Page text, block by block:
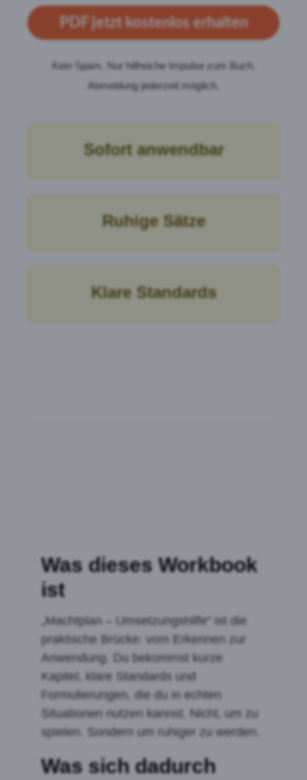
PDF jetzt kostenlos erhalten
Kein Spam. Nur hilfreiche Impulse zum Buch.
Abmeldung jederzeit möglich.
Sofort anwendbar
Ruhige Sätze
Klare Standards
Was dieses Workbook
ist
„Machtplan – Umsetzungshilfe“ ist die
praktische Brücke: vom Erkennen zur
Anwendung. Du bekommst kurze
Kapitel, klare Standards und
Formulierungen, die du in echten
Situationen nutzen kannst. Nicht, um zu
spielen. Sondern um ruhiger zu werden.
Was sich dadurch